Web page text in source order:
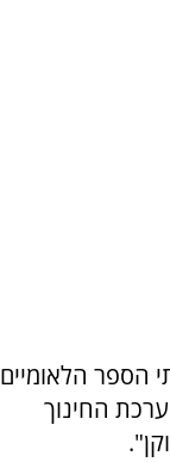
הספר הלאומיים
החינוך